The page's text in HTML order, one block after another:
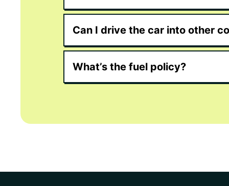
Can I drive the car into other
What’s the fuel policy?